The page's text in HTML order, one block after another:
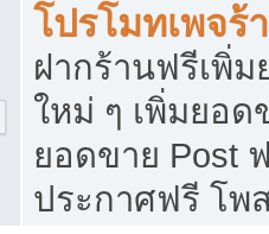
โปรโมทเพจร้
ฝากร้านฟรีเพิ่
ใหม่ ๆ เพิ่มยอด
ยอดขาย Post
ประกาศฟรี โพ